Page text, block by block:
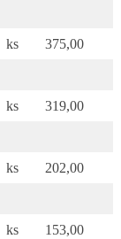
ks 375,00
ks 319,00
ks 202,00
ks 153,00